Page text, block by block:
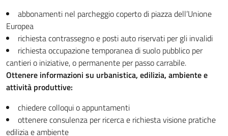
abbonamenti nel parcheggio coperto di piazza dell’Unione
Europea
richiesta contrassegno e posti auto riservati per gli invalidi
richiesta occupazione temporanea di suolo pubblico per
cantieri o iniziative, o permanente per passo carrabile.
Ottenere informazioni su urbanistica, edilizia, ambiente e
attività produttive:
chiedere colloqui o appuntamenti
ottenere consulenza per ricerca e richiesta visione pratiche
edilizia e ambiente